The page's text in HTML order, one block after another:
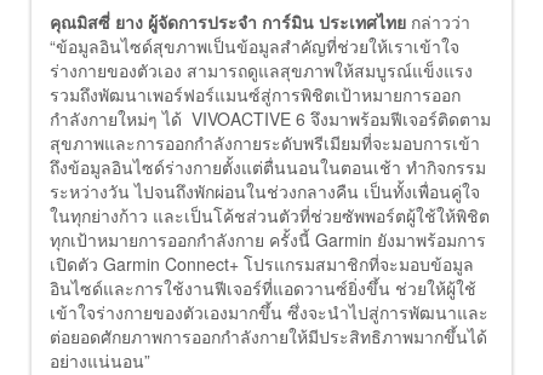
คุณมิสซี่ ยาง ผู้จัดการประจำ การ์มิน ประเทศไทย กล่าวว่า
“ข้อมูลอินไซด์สุขภาพเป็นข้อมูลสำคัญที่ช่วยให้เราเข้าใจ
ร่างกายของตัวเอง สามารถดูแลสุขภาพให้สมบูรณ์แข็งแรง
รวมถึงพัฒนาเพอร์ฟอร์แมนซ์สู่การพิชิตเป้าหมายการออก
กำลังกายใหม่ๆ ได้ VIVOACTIVE 6 จึงมาพร้อมฟีเจอร์ติดตาม
สุขภาพและการออกกำลังกายระดับพรีเมียมที่จะมอบการเข้า
ถึงข้อมูลอินไซด์ร่างกายตั้งแต่ตื่นนอนในตอนเช้า ทำกิจกรรม
ระหว่างวัน ไปจนถึงพักผ่อนในช่วงกลางคืน เป็นทั้งเพื่อนคู่ใจ
ในทุกย่างก้าว และเป็นโค้ชส่วนตัวที่ช่วยซัพพอร์ตผู้ใช้ให้พิชิต
ทุกเป้าหมายการออกกำลังกาย ครั้งนี้ Garmin ยังมาพร้อมการ
เปิดตัว Garmin Connect+ โปรแกรมสมาชิกที่จะมอบข้อมูล
อินไซด์และการใช้งานฟีเจอร์ที่แอดวานซ์ยิ่งขึ้น ช่วยให้ผู้ใช้
เข้าใจร่างกายของตัวเองมากขึ้น ซึ่งจะนำไปสู่การพัฒนาและ
ต่อยอดศักยภาพการออกกำลังกายให้มีประสิทธิภาพมากขึ้นได้
อย่างแน่นอน”